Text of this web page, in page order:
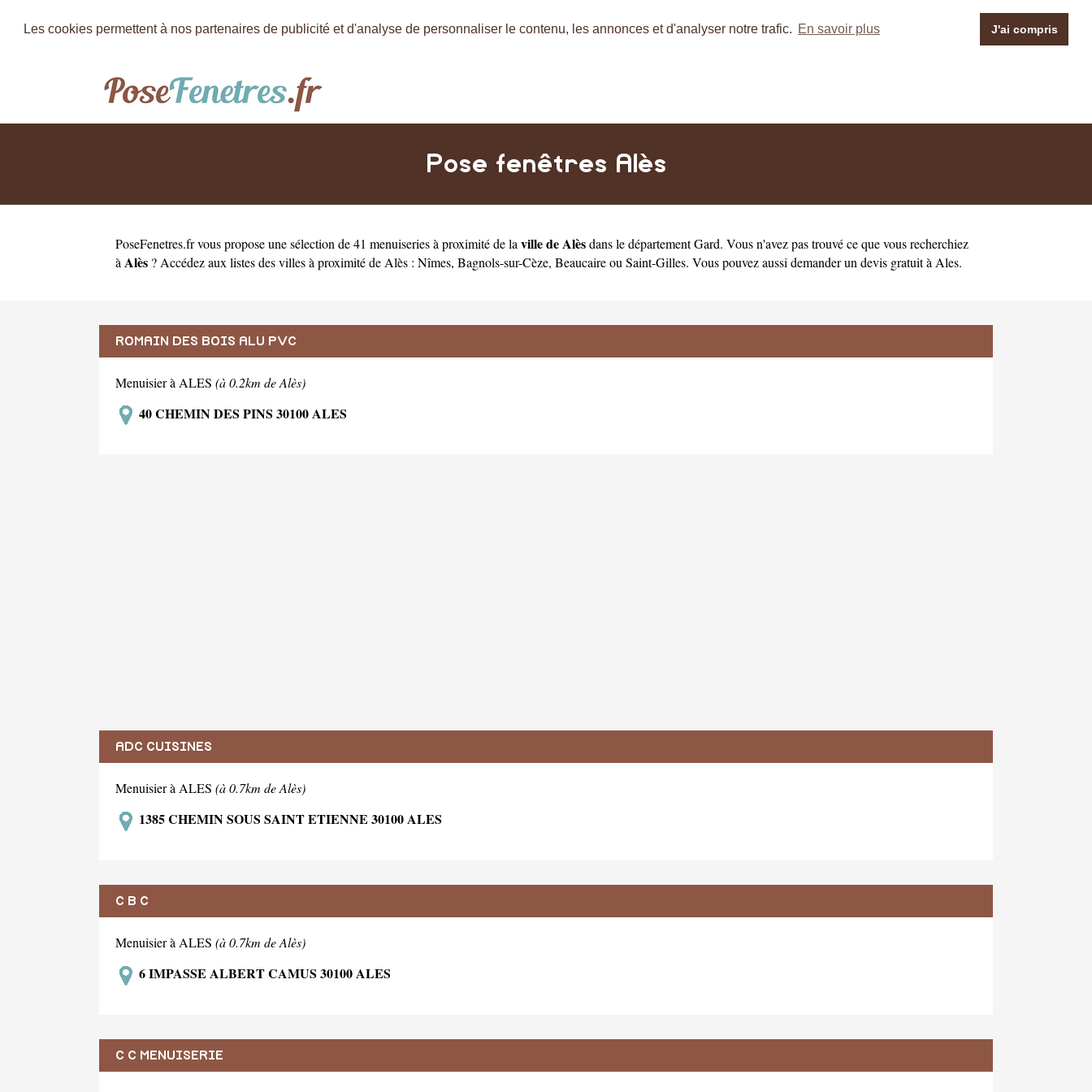
Les cookies permettent à nos partenaires de publicité et d'analyse de personnaliser le contenu, les annonces et d'analyser notre trafic. En savoir plus J'ai compris
Pose fenêtres Alès
PoseFenetres.frvous propose une sélection de 41 menuiseries à proximité de la ville de Alèsdans le départementGard. Vous n'avez pas trouvé ce que vous recherchiez
à Alès ? Accédez aux listes des villes à proximité de Alès : Nîmes, Bagnols-sur-Cèze, Beaucaireou Saint-Gilles. Vous pouvez aussi demander un devis gratuit à Ales.
ROMAIN DES BOIS ALU PVC
Menuisier à ALES (à 0.2km de Alès)
40 CHEMIN DES PINS 30100 ALES
ADC CUISINES
Menuisier à ALES (à 0.7km de Alès)
1385 CHEMIN SOUS SAINT ETIENNE 30100 ALES
C B C
Menuisier à ALES (à 0.7km de Alès)
6 IMPASSE ALBERT CAMUS 30100 ALES
C C MENUISERIE